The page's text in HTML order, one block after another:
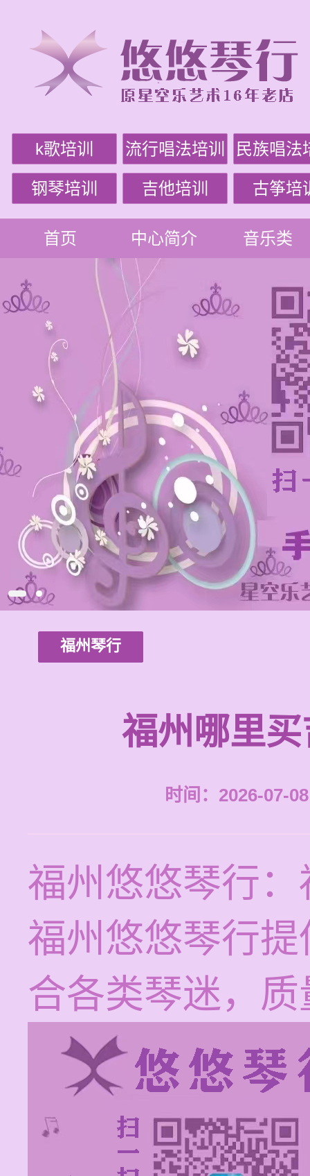
k歌培训 流行唱法培训 民族唱法
钢琴培训 吉他培训 古筝培
首页 中心简介 音乐类
福州琴行
福州哪里
时间：2026-07-
福州悠悠琴行
福州悠悠琴行
合各类琴迷，